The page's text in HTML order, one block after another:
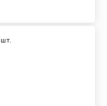
шт.